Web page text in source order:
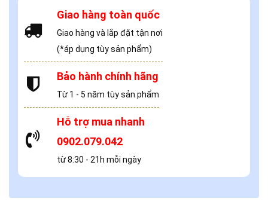
Giao hàng toàn quốc
Giao hàng và lắp đặt tận nơi
(*áp dụng tùy sản phẩm)
Bảo hành chính hãng
Từ 1 - 5 năm tùy sản phẩm
Hỗ trợ mua nhanh
0902.079.042
từ 8:30 - 21h mỗi ngày